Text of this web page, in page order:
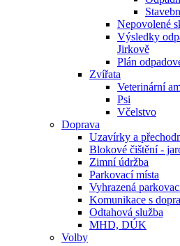
Nepovolené
Výsledky
Jirkově
Plán
Zvířata
Veterinární
Psi
Včelstvo
Doprava
Uzavírky a
Blokové čištění -
Zimní údržba
Parkovací místa
Vyhrazená
Komunikace s
Odtahová služba
MHD, DÚK
Volby